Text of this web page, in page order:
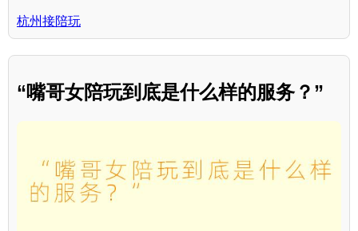
杭州接陪玩
“嘴哥女陪玩到底是什么样的服务？”